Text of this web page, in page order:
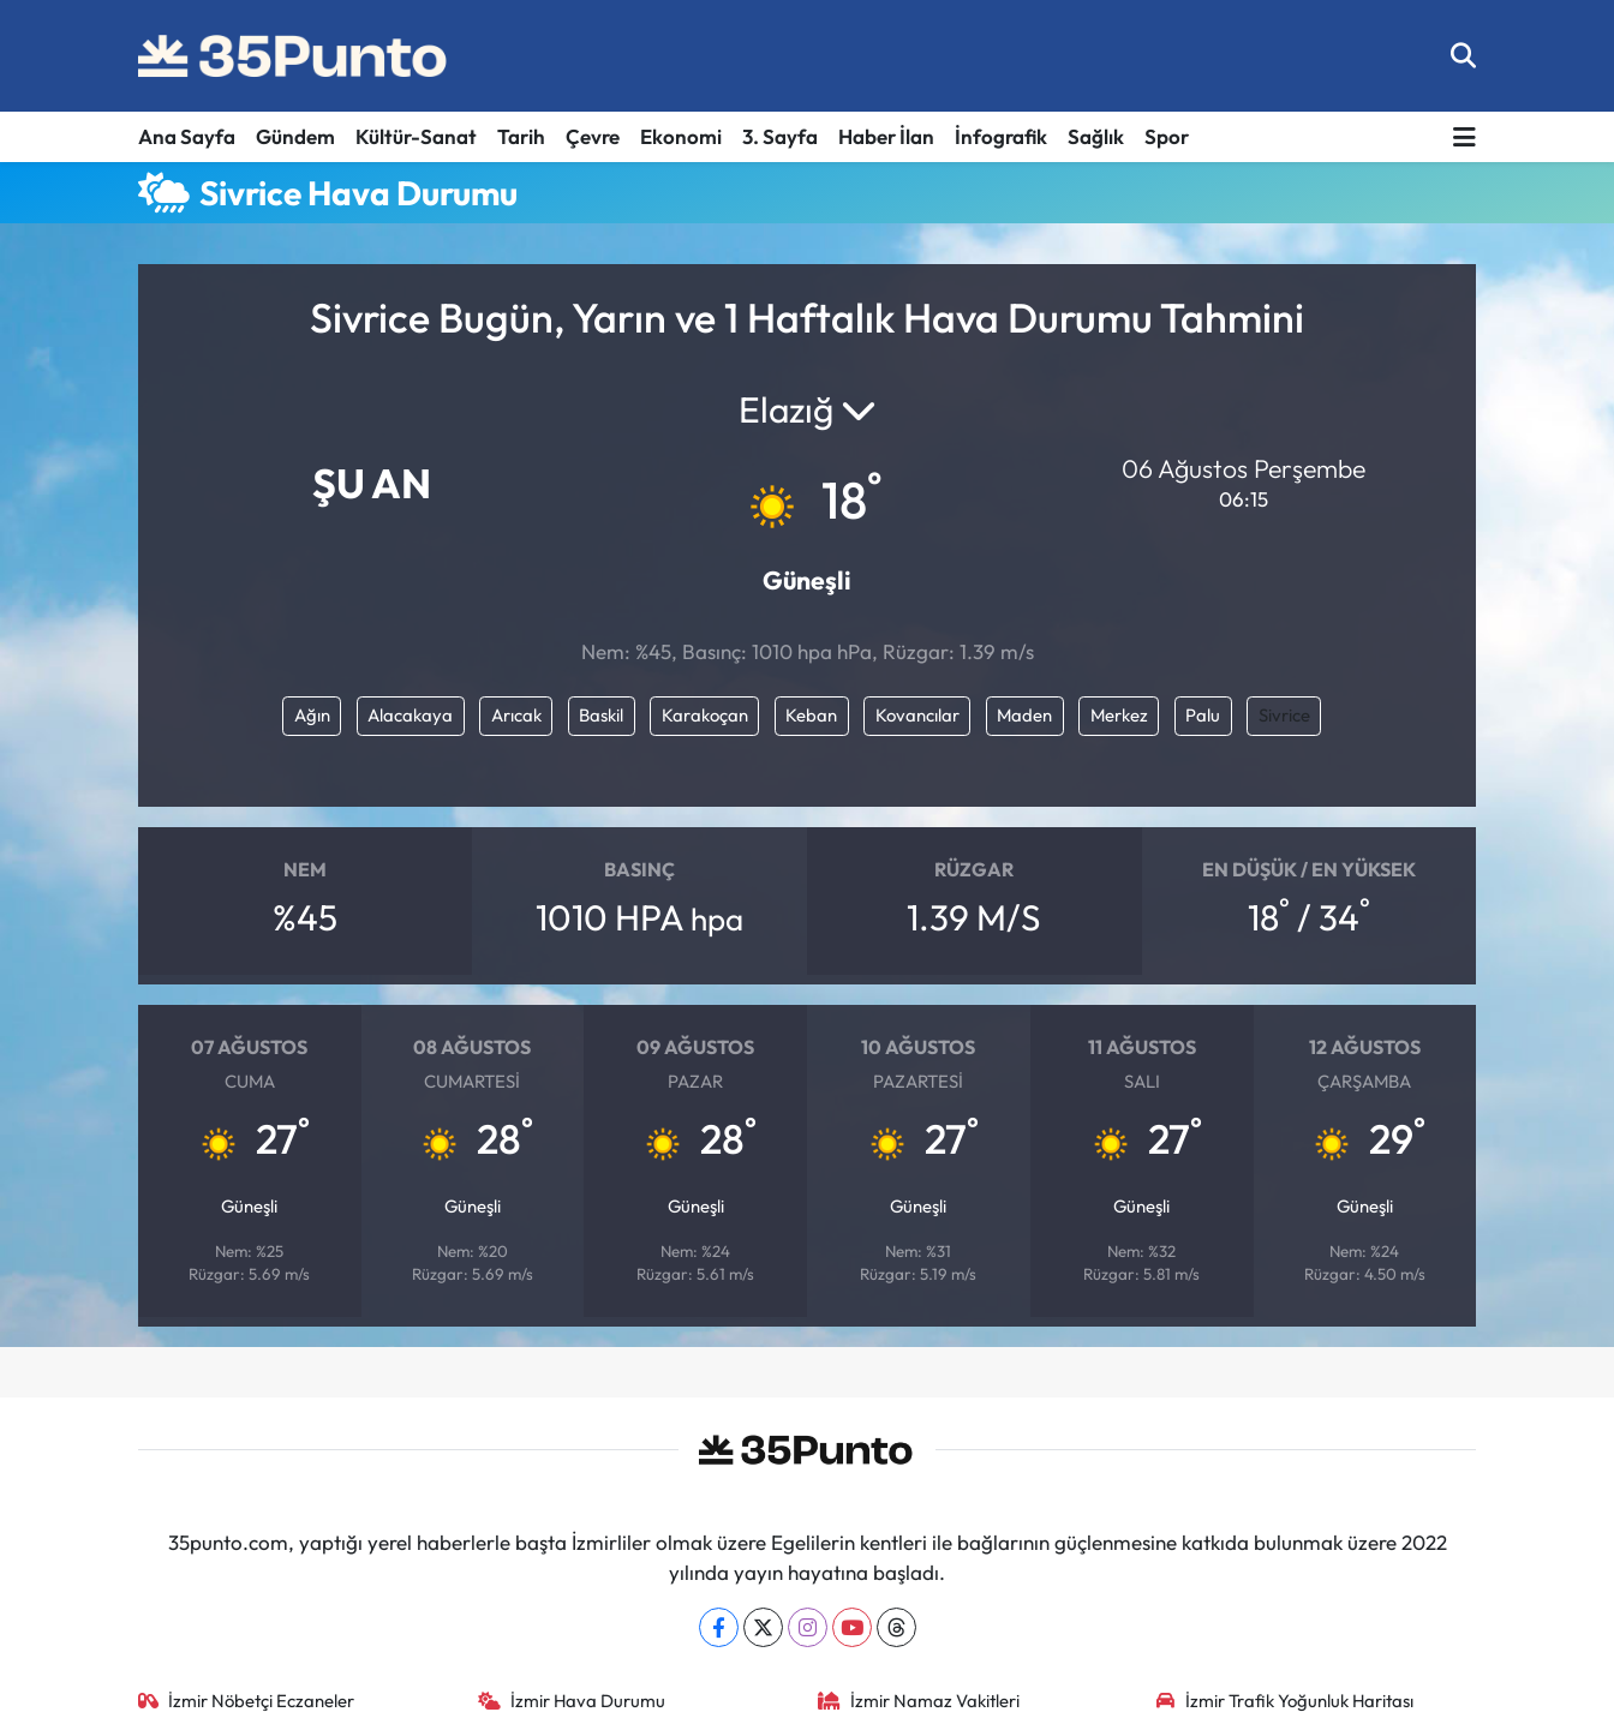
Ana Sayfa Gündem Kültür-Sanat Tarih Çevre Ekonomi 3. Sayfa Haber İlan İnfografik Sağlık Spor
Sivrice Hava Durumu
Sivrice Bugün, Yarın ve 1 Haftalık Hava Durumu Tahmini
ŞU AN
Elazığ
18°
Güneşli
06 Ağustos Perşembe
06:15
Nem: %45, Basınç: 1010 hpa hPa, Rüzgar: 1.39 m/s
Ağın Alacakaya Arıcak Baskil Karakoçan Keban Kovancılar Maden Merkez Palu Sivrice
NEM
%45
BASINÇ
1010 HPA hpa
RÜZGAR
1.39 M/S
EN DÜŞÜK / EN YÜKSEK
18° / 34°
07 AĞUSTOS
CUMA
27°
Güneşli
Nem: %25
Rüzgar: 5.69 m/s
08 AĞUSTOS
CUMARTESI
28°
Güneşli
Nem: %20
Rüzgar: 5.69 m/s
09 AĞUSTOS
PAZAR
28°
Güneşli
Nem: %24
Rüzgar: 5.61 m/s
10 AĞUSTOS
PAZARTESI
27°
Güneşli
Nem: %31
Rüzgar: 5.19 m/s
11 AĞUSTOS
SALI
27°
Güneşli
Nem: %32
Rüzgar: 5.81 m/s
12 AĞUSTOS
ÇARŞAMBA
29°
Güneşli
Nem: %24
Rüzgar: 4.50 m/s
35punto.com, yaptığı yerel haberlerle başta İzmirliler olmak üzere Egelilerin kentleri ile bağlarının güçlenmesine katkıda bulunmak üzere 2022
yılında yayın hayatına başladı.
İzmir Nöbetçi Eczaneler İzmir Hava Durumu İzmir Namaz Vakitleri İzmir Trafik Yoğunluk Haritası